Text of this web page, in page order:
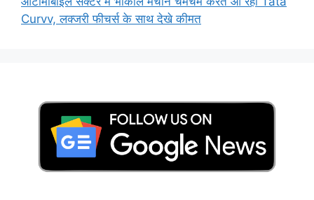
Curvv, लक्जरी फीचर्स के साथ देखे कीमत